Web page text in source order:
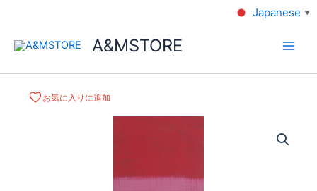
A&MSTORE
お気に入りに追加
Japanese ▼